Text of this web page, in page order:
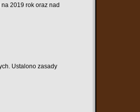
2019 rok oraz nad
Ustalono zasady